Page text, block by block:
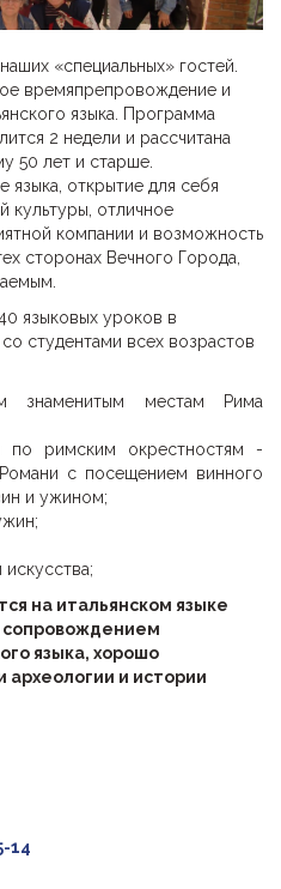
«специальных» гостей.
времяпрепровождение и
языка. Программа
2 недели и рассчитана
50 лет и старше.
языка, открытие для себя
культуры, отличное
компании и возможность
сторонах Вечного Города,
языковых уроков в
студентами всех возрастов
знаменитым местам Рима
по римским окрестностям -
с посещением винного
и ужином;
на итальянском языке
сопровождением
языка, хорошо
археологии и истории
14